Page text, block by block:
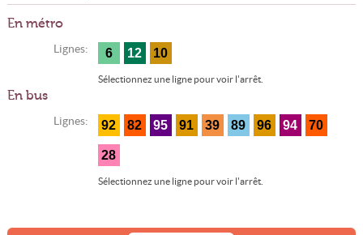
En métro
Lignes: 6 12 10
Sélectionnez une ligne pour voir l'arrêt.
En bus
Lignes: 92 82 95 91 39 89 96 94 70
28
Sélectionnez une ligne pour voir l'arrêt.